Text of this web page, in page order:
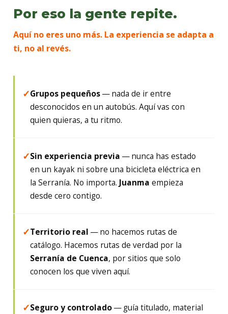
Por eso la gente repite.
Aquí no eres uno más. La experiencia se adapta a
ti, no al revés.
✓Grupos pequeños— nada de ir entre
desconocidos en un autobús. Aquí vas con
quien quieras, a tu ritmo.
✓Sin experiencia previa — nunca has estado
en un kayak ni sobre una bicicleta eléctrica en
la Serranía. No importa. Juanma empieza
desde cero contigo.
✓Territorio real — no hacemos rutas de
catálogo. Hacemos rutas de verdad por la
Serranía de Cuenca, por sitios que solo
conocen los que viven aquí.
✓Seguro y controlado— guía titulado, material